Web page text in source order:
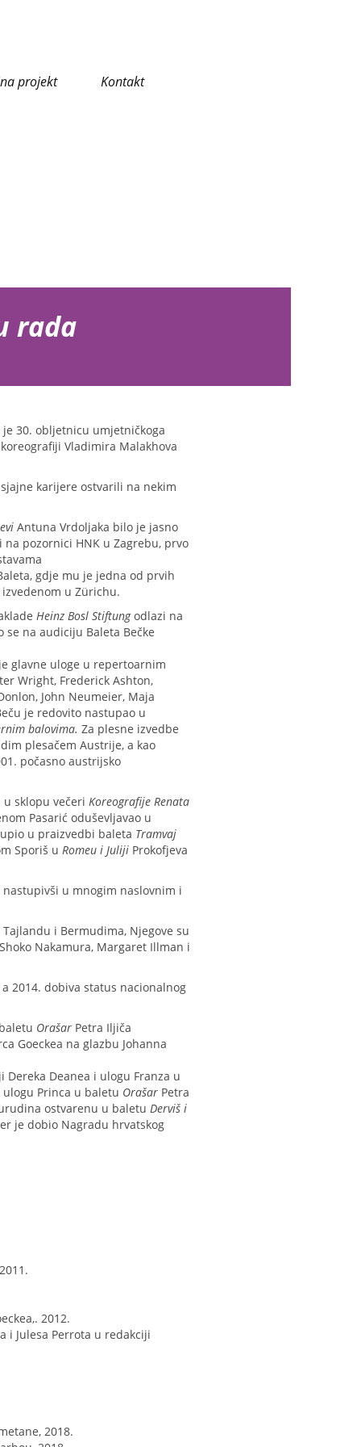
projekt Kontakt
rada
je 30. obljetnicu umjetničkoga
Vladimira Malakhova
karijere ostvarili na nekim
Antuna Vrdoljaka bilo je jasno
pozornici HNK u Zagrebu, prvo
gdje mu je jedna od prvih
u Zürichu.
Heinz Bosl Stiftungodlazi na
na audiciju Baleta Bečke
glavne uloge u repertoarnim
Wright, Frederick Ashton,
John Neumeier, Maja
je redovito nastupao u
balovima. Za plesne izvedbe
plesačem Austrije, a kao
počasno austrijsko
sklopu večeri Koreografije Renata
Pasarić oduševljavao u
u praizvedbi baleta Tramvaj
Sporiš u Romeu i Juliji Prokofjeva
u mnogim naslovnim i
i Bermudima, Njegove su
Nakamura, Margaret Illman i
2014. dobiva status nacionalnog
Orašar Petra Iljiča
Goeckea na glazbu Johanna
Dereka Deanea i ulogu Franza u
ulogu Princa u baletu Orašar Petra
ostvarenu u baletu Derviš i
je dobio Nagradu hrvatskog
2012.
i Julesa Perrota u redakciji
2018.